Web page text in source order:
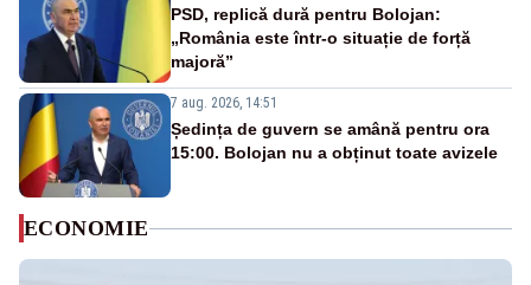
PSD, replică dură pentru Bolojan:
„România este într-o situație de forță
majoră”
7 aug. 2026, 14:51
Ședința de guvern se amână pentru ora
15:00. Bolojan nu a obținut toate avizele
ECONOMIE